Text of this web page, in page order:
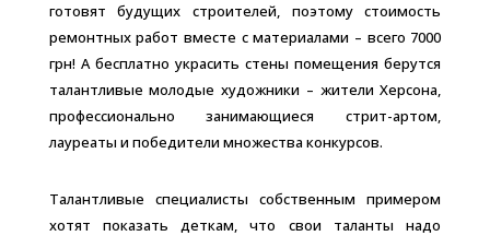
готовят будущих строителей, поэтому стоимость
ремонтных работ вместе с материалами – всего 7000
грн! А бесплатно украсить стены помещения берутся
талантливые молодые художники – жители Херсона,
профессионально занимающиеся стрит-артом,
лауреаты и победители множества конкурсов.
Талантливые специалисты собственным примером
хотят показать деткам, что свои таланты надо